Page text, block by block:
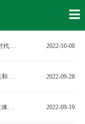
中共中央办公厅 国务院办公厅印发《关于加强新时代高技能人才队伍建设的意见》 2022-10-08
农业农村部办公厅关于深入学习贯彻《中华人民共和国农产品质量安全法》的通知 2022-09-28
农业农村部办公厅关于征集第四批新型农业经营主体典型案例的通知 2022-09-19